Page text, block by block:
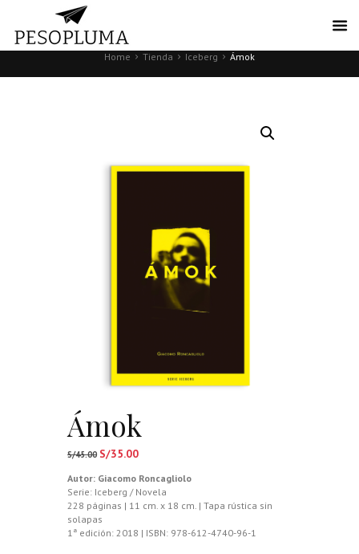
Home Tienda Iceberg Ámok
Ámok
S/45.00 El
original
era:
S/45.00.
S/35.00El
actual
es:
S/35.00.
Autor: Giacomo Roncagliolo
Serie: Iceberg / Novela
228 páginas | 11 cm. x 18 cm. | Tapa rústica sin
solapas
1ª edición: 2018 | ISBN: 978-612-4740-96-1